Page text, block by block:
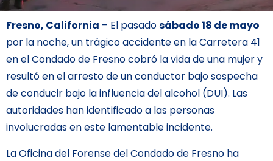
Fresno, California – El pasadosábado 18 de mayo
por la noche, un trágico accidente en la Carretera 41
en el Condado de Fresno cobró la vida de una mujer y
resultó en el arresto de un conductor bajo sospecha
de conducir bajo la influencia del alcohol (DUI). Las
autoridades han identificado a las personas
involucradas en este lamentable incidente.
La Oficina del Forense del Condado de Fresno ha